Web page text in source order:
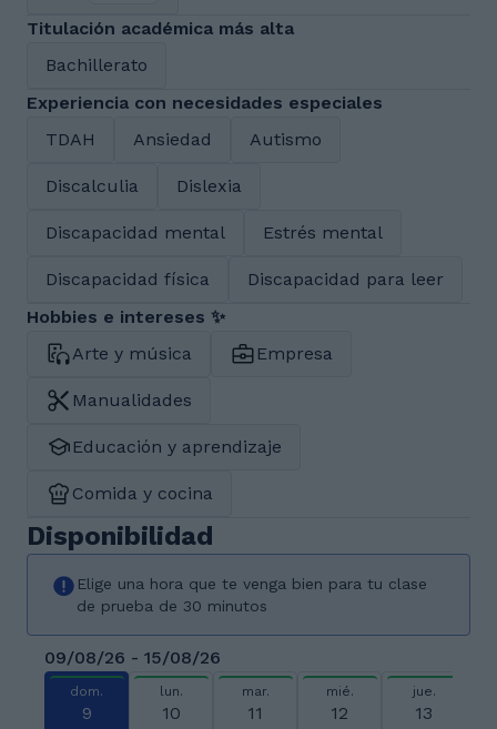
Titulación académica más alta
Bachillerato
Experiencia con necesidades especiales
TDAH
Ansiedad Autismo
Discalculia Dislexia
Discapacidad mental Estrés mental
Discapacidad física
Discapacidad para leer
Hobbies e intereses ✨
Arte y música
Empresa
Manualidades
Educación y aprendizaje
Comida y cocina
Disponibilidad
Elige una hora que te venga bien para tu clase
de prueba de 30 minutos
09/08/26 - 15/08/26
dom.
9
lun.
10
mar.
11
mié.
12
jue.
13